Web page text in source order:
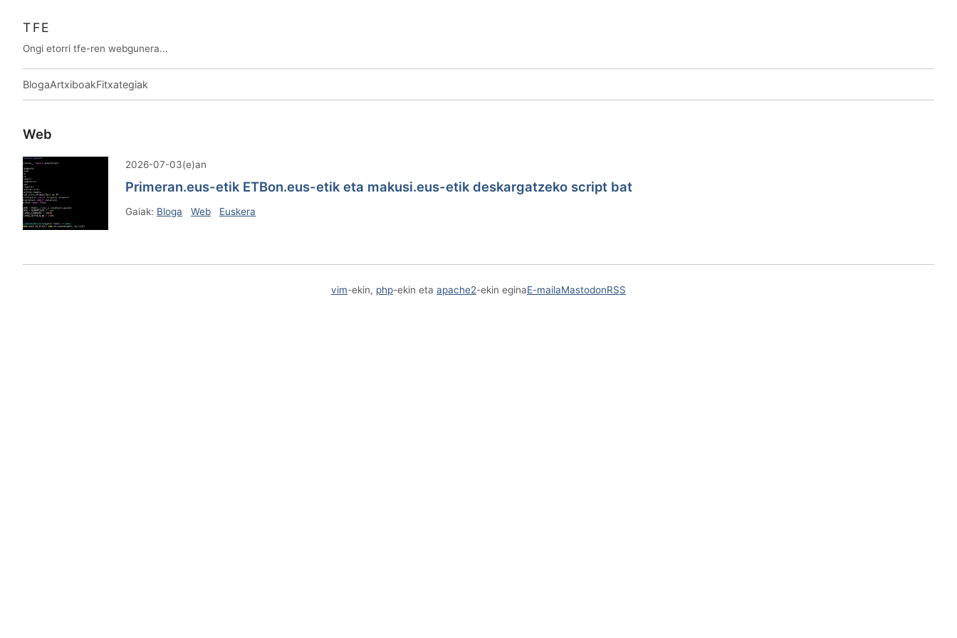
TFE
Ongi etorri tfe-ren webgunera...
BlogaArtxiboakFitxategiak
Web
2026-07-03(e)an
Primeran.eus-etik ETBon.eus-etik eta makusi.eus-etik deskargatzeko script bat
Gaiak: Bloga Web Euskera
vim-ekin, php-ekin eta apache2-ekin eginaE-mailaMastodonRSS